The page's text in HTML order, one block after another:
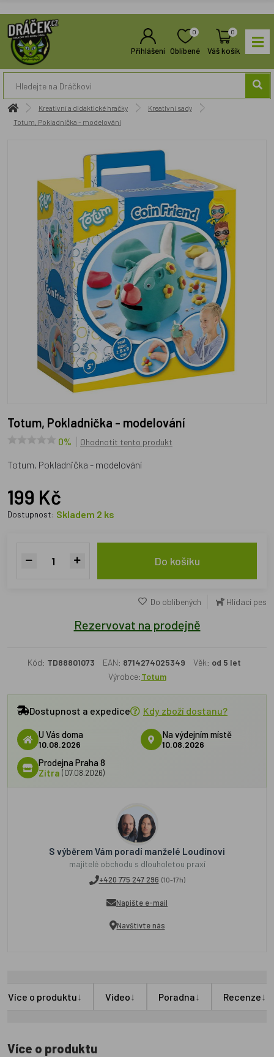
Přihlášení
0
Oblíbené
0
Váš košík
Kreativní a didaktické hračky
Kreativní sady
Totum, Pokladnička - modelování
Totum, Pokladnička - modelování
0% Ohodnotit tento produkt
Totum, Pokladnička - modelování
199 Kč
Dostupnost: Skladem 2 ks
Do košíku
Do oblíbených Hlídací pes
Rezervovat na prodejně
Kód: TD88801073 EAN: 8714274025349 Věk: od 5 let
Výrobce:Totum
Dostupnost a expedice Kdy zboží dostanu?
U Vás doma
10.08.2026
Na výdejním místě
10.08.2026
Prodejna Praha 8
Zítra (07.08.2026)
S výběrem Vám poradí manželé Loudínovi
majitelé obchodu s dlouholetou praxí
+420 775 247 296 (10-17h)
Napište e-mail
Navštivte nás
Více o produktu↓ Video↓ Poradna↓ Recenze↓
Více o produktu